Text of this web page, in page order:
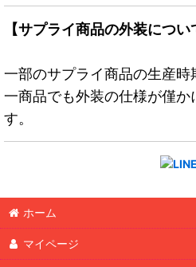
【サプライ商品の外装につい
一部のサプライ商品の生産時
一商品でも外装の仕様が僅か
す。
ホーム
マイページ